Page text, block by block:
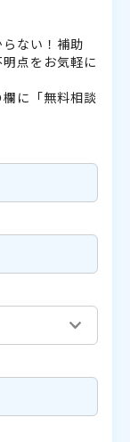
ない！補助
点をお気軽に
に「無料相談